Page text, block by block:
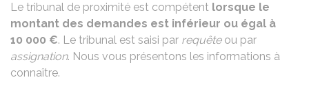
Le tribunal de proximité est compétent lorsque le
montant des demandes est inférieur ou égal à
10 000 €. Le tribunal est saisi par requêteou par
assignation. Nous vous présentons les informations à
connaître.